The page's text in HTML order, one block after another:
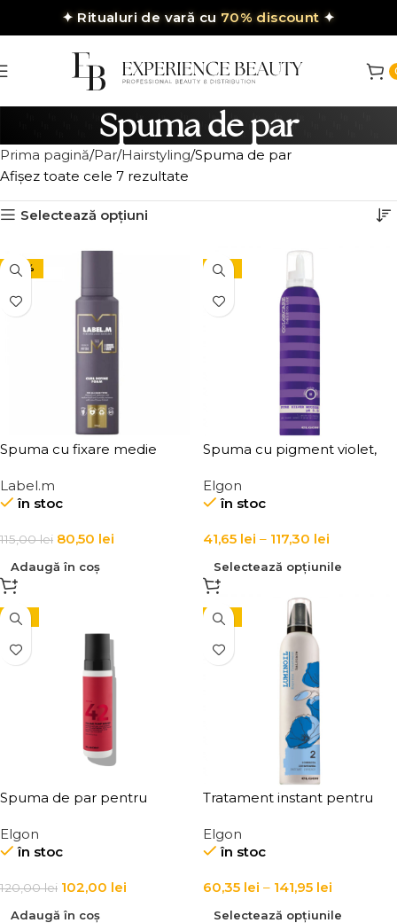
✦Ritualuri de vară cu 70% discount ✦
Spuma de par
Prima pagină Par Hairstyling Spuma de par
Afișez toate cele 7 rezultate
Selectează opțiuni
-30%
Spuma cu fixare medie
Define Foam
Label.m
în stoc
115,00lei 80,50 lei
Adaugă în coș
-15%
Spuma cu pigment violet,
Colorcare Pure Silver
Mousse pH 5.5
Elgon
în stoc
41,65 lei – 117,30 lei
Selectează opțiunile
-15%
Spuma de par pentru
Volume Pump Mousse
Elgon
în stoc
120,00lei 102,00 lei
Adaugă în coș
-15%
Tratament instant pentru
Luminoil Instant Synergy
Elgon
în stoc
60,35 lei – 141,95 lei
Selectează opțiunile